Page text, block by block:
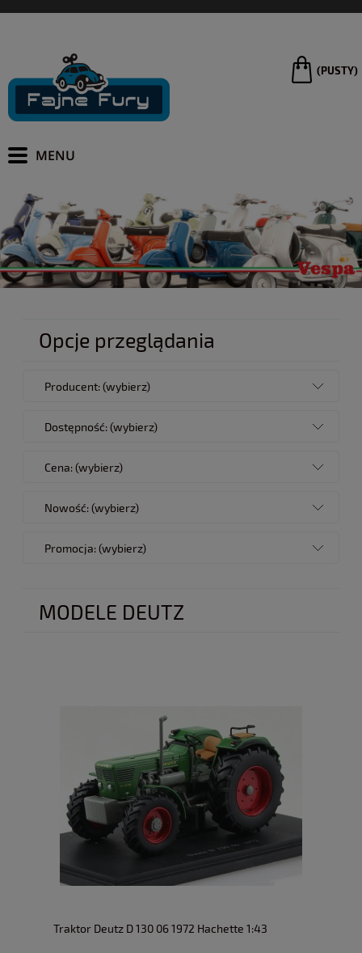
(PUSTY)
Opcje przeglądania
Producent: (wybierz)
Dostępność: (wybierz)
Cena: (wybierz)
Nowość: (wybierz)
Promocja: (wybierz)
MODELE DEUTZ
Traktor Deutz D 130 06 1972 Hachette 1:43